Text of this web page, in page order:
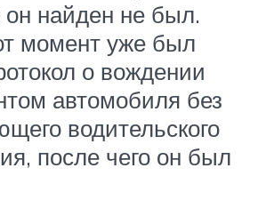
найден не был.
момент уже был
о вождении
автомобиля без
водительского
после чего он был